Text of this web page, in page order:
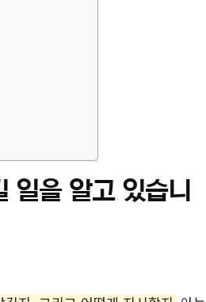
일을 알고 있습니